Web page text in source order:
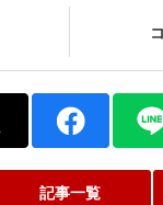
記事一覧